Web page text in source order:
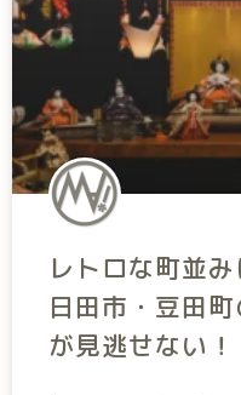
レトロな町並
日田市・豆田
が見逃せない！